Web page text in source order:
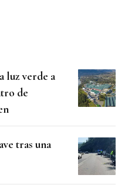
luz verde a
de
tras una